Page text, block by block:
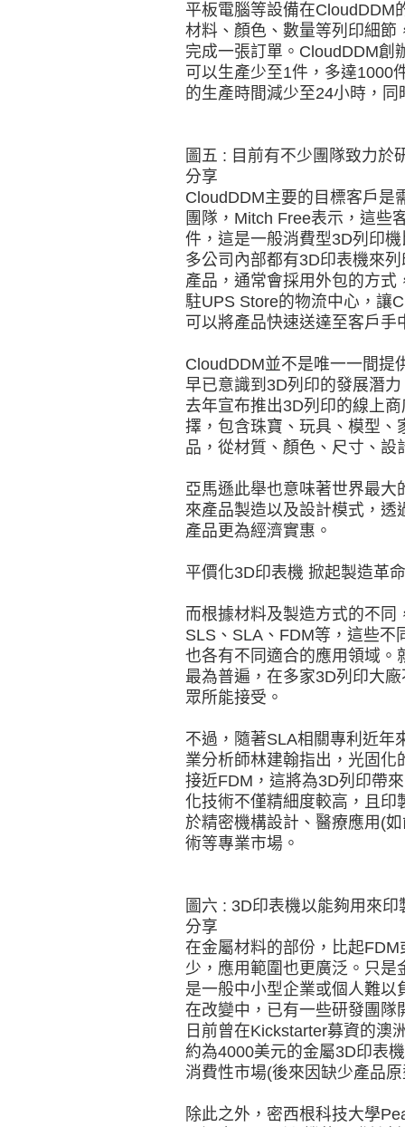
平板電腦等設備在CloudDDM
材料、顏色、數量等列印細節
完成一張訂單。CloudDDM創
可以生產少至1件，多達1000
的生產時間減少至24小時，
圖五 : 目前有不少團隊致力於
分享
CloudDDM主要的目標客戶是
團隊，Mitch Free表示，這些
件，這是一般消費型3D列印
多公司內部都有3D印表機來
產品，通常會採用外包的方
駐UPS Store的物流中心，讓
可以將產品快速送達至客戶手
CloudDDM並不是唯一一間提
早已意識到3D列印的發展潛
去年宣布推出3D列印的線上
擇，包含珠寶、玩具、模型、
品，從材質、顏色、尺寸、設
亞馬遜此舉也意味著世界最
來產品製造以及設計模式，
產品更為經濟實惠。
平價化3D印表機 掀起製造革命
而根據材料及製造方式的不
SLS、SLA、FDM等，這些不
也各有不同適合的應用領域。
最為普遍，在多家3D列印大
眾所能接受。
不過，隨著SLA相關專利近年
業分析師林建翰指出，光固
接近FDM，這將為3D列印帶
化技術不僅精細度較高，且印
於精密機構設計、醫療應用(
術等專業市場。
圖六 : 3D印表機以能夠用來
分享
在金屬材料的部份，比起
少，應用範圍也更廣泛。只是
是一般中小型企業或個人難
在改變中，已有一些研發團隊
日前曾在Kickstarter募資的澳
約為4000美元的金屬3D印表
消費性市場(後來因缺少產品
除此之外，密西根科技大學